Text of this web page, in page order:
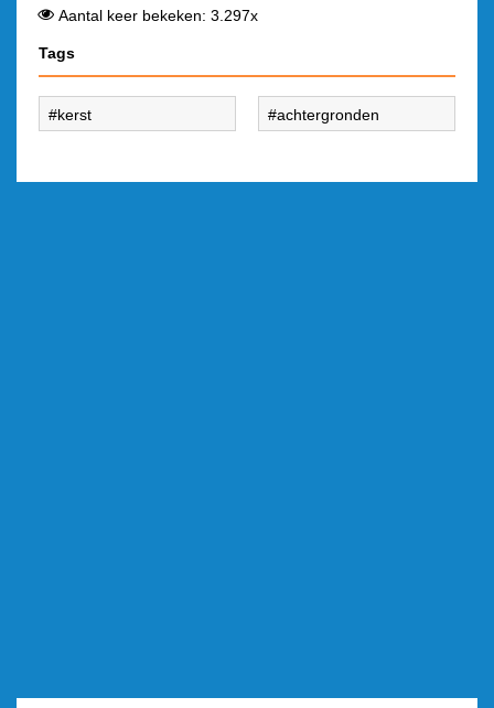
Aantal keer bekeken: 3.297x
Tags
kerst achtergronden